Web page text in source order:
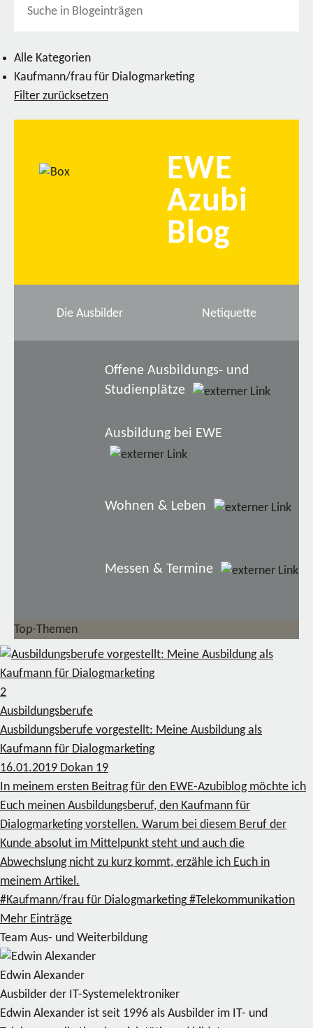
Alle Kategorien
Kaufmann/frau für Dialogmarketing
Filter zurücksetzen
EWE
Azubi
Blog
Die Ausbilder Netiquette
Offene Ausbildungs- und
Studienplätze
Ausbildung bei EWE
Wohnen & Leben
Messen & Termine
Top-Themen
2
Ausbildungsberufe
Ausbildungsberufe vorgestellt: Meine Ausbildung als
Kaufmann für Dialogmarketing
16.01.2019 Dokan 19
In meinem ersten Beitrag für den EWE-Azubiblog möchte ich
Euch meinen Ausbildungsberuf, den Kaufmann für
Dialogmarketing vorstellen. Warum bei diesem Beruf der
Kunde absolut im Mittelpunkt steht und auch die
Abwechslung nicht zu kurz kommt, erzähle ich Euch in
meinem Artikel.
#Kaufmann/frau für Dialogmarketing #Telekommunikation
Mehr Einträge
Team Aus- und Weiterbildung
Edwin Alexander
Ausbilder der IT-Systemelektroniker
Edwin Alexander ist seit 1996 als Ausbilder im IT- und